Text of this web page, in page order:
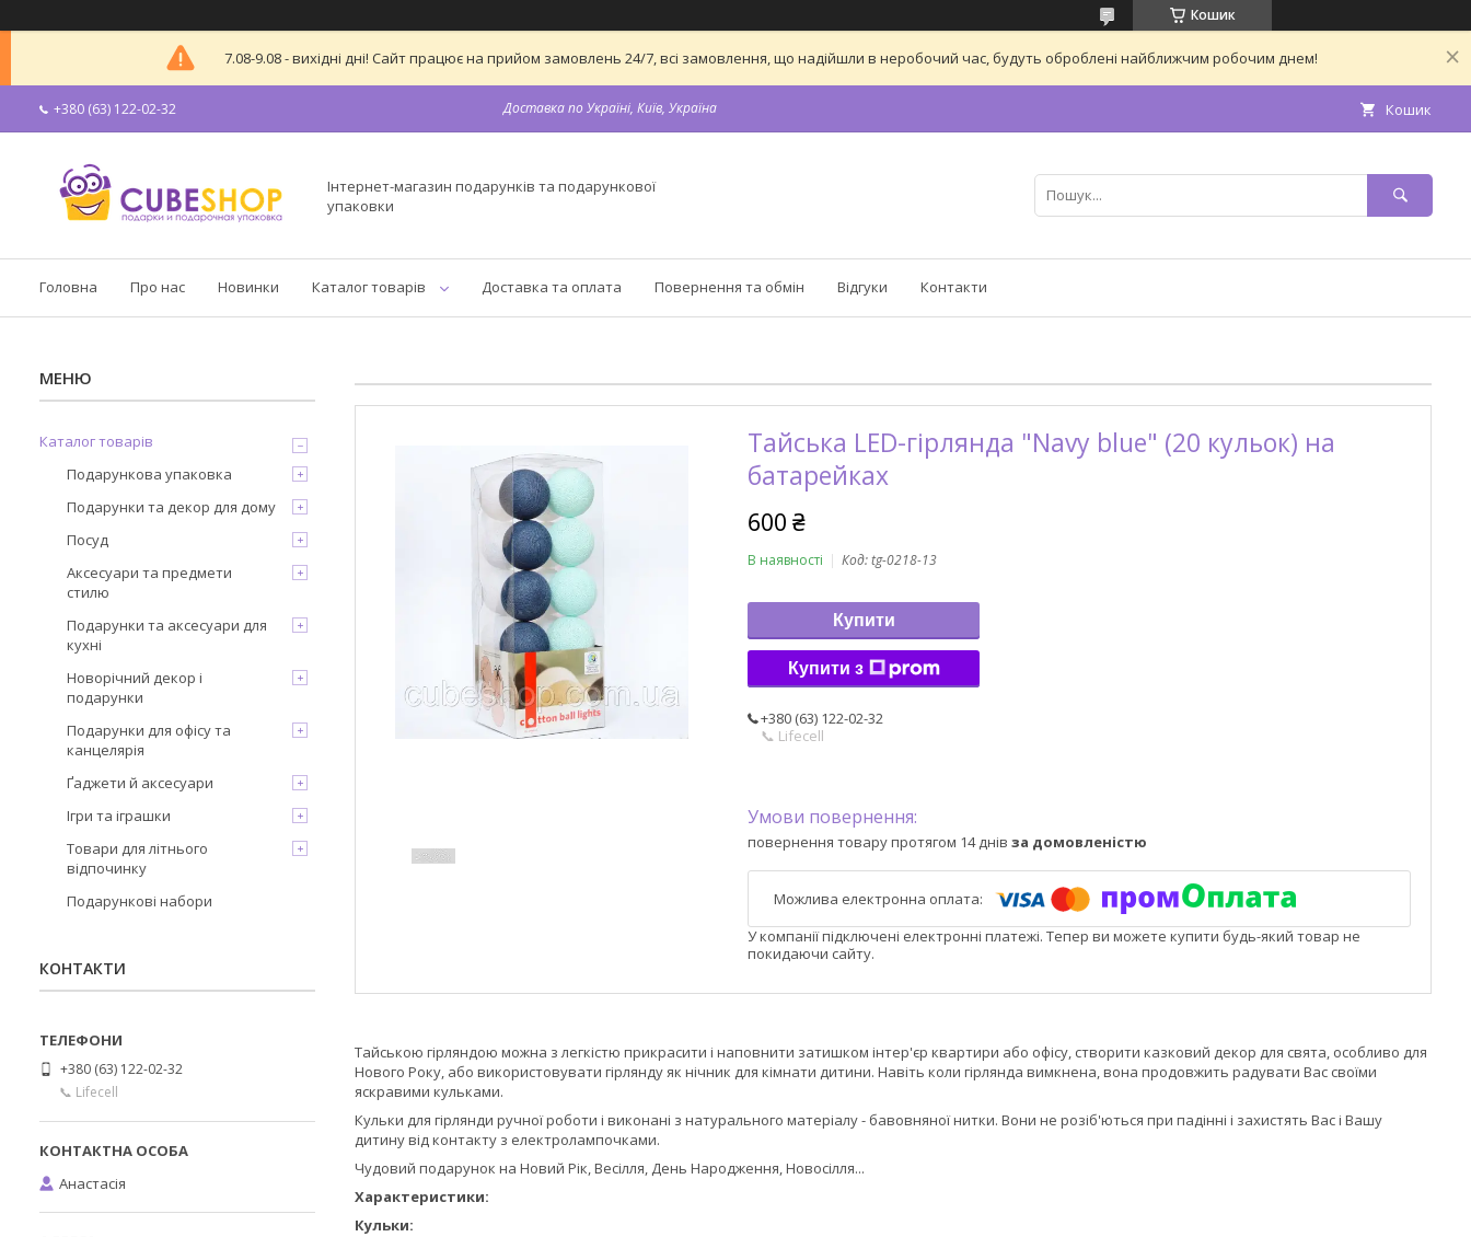
Кошик
7.08-9.08 - вихідні дні! Сайт працює на прийом замовлень 24/7, всі замовлення, що надійшли в неробочий час, будуть оброблені найближчим робочим днем!
+380 (63) 122-02-32 Доставка по Україні, Київ, Україна Кошик
Інтернет-магазин подарунків та подарункової
упаковки
Головна Про нас Новинки Каталог товарів Доставка та оплата Повернення та обмін Відгуки Контакти
Тайська LED-гірлянда "Navy blue" (20 кульок) на
батарейках
600 ₴
В наявності Код:tg-0218-13
Купити
Купити з
+380 (63) 122-02-32
📞 Lifecell
повернення товару протягом 14 днів за домовленістю
У компанії підключені електронні платежі. Тепер ви можете купити будь-який товар не
покидаючи сайту.
Тайською гірляндою можна з легкістю прикрасити і наповнити затишком інтер'єр квартири або офісу, створити казковий декор для свята, особливо для
Нового Року, або використовувати гірлянду як нічник для кімнати дитини. Навіть коли гірлянда вимкнена, вона продовжить радувати Вас своїми
яскравими кульками.
Кульки для гірлянди ручної роботи і виконані з натурального матеріалу - бавовняної нитки. Вони не розіб'ються при падінні і захистять Вас і Вашу
дитину від контакту з електролампочками.
Чудовий подарунок на Новий Рік, Весілля, День Народження, Новосілля...
Характеристики:
Кульки:
Каталог товарів
Подарункова упаковка
Подарунки та декор для дому
Посуд
Аксесуари та предмети
стилю
Подарунки та аксесуари для
кухні
Новорічний декор і
подарунки
Подарунки для офісу та
канцелярія
Ґаджети й аксесуари
Ігри та іграшки
Товари для літнього
відпочинку
Подарункові набори
КОНТАКТИ
+380 (63) 122-02-32
📞 Lifecell
Анастасія